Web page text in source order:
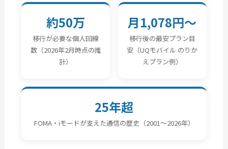
約50万
移行が必要な個人回線
数（2026年2月時点の推
計）
月1,078円〜
移行後の最安プラン目
安（UQモバイル のりか
えプラン例）
25年超
FOMA・iモードが支えた通信の歴史（2001〜2026年）